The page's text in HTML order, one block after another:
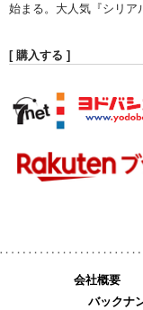
始まる。大人気『シリア
[ 購入する ]
会社概要
バックナ